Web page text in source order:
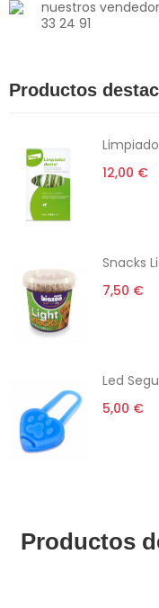
nuestros
33 24 91
Productos
12,00 €
Snacks
7,50 €
Led
5,00 €
Productos